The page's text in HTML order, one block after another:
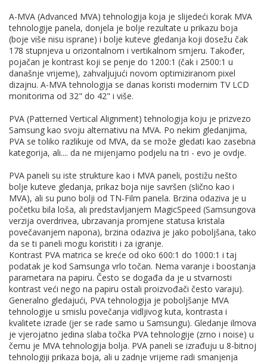
A-MVA (Advanced MVA) tehnologija koja je slijedeći korak MVA
tehnologije panela, donjela je bolje rezultate u prikazu boja
(boje više nisu isprane) i bolje kuteve gledanja koji dosežu čak
178 stupnjeva u orizontalnom i vertikalnom smjeru. Također,
pojačan je kontrast koji se penje do 1200:1 (čak i 2500:1 u
današnje vrijeme), zahvaljujući novom optimiziranom pixel
dizajnu. A-MVA tehnologija se danas koristi modernim TV LCD
monitorima od 32" do 42" i više.
PVA (Patterned Vertical Alignment) tehnologija koju je prizvezo
Samsung kao svoju alternativu na MVA. Po nekim gledanjima,
PVA se toliko razlikuje od MVA, da se može gledati kao zasebna
kategorija, ali.... da ne mijenjamo podjelu na tri - evo je ovdje.
PVA paneli su iste strukture kao i MVA paneli, postižu nešto
bolje kuteve gledanja, prikaz boja nije savršen (slično kao i
MVA), ali su puno bolji od TN-Film panela. Brzina odaziva je u
početku bila loša, ali predstavljanjem MagicSpeed (Samsungova
verzija overdrivea, ubrzavanja promjene statusa kristala
povečavanjem napona), brzina odaziva je jako poboljšana, tako
da se ti paneli mogu koristiti i za igranje.
Kontrast PVA matrica se kreće od oko 600:1 do 1000:1 i taj
podatak je kod Samsunga vrlo točan. Nema varanje i boostanja
parametara na papiru. Često se događa da je u stvarnosti
kontrast veći nego na papiru ostali proizvođači često varaju).
Generalno gledajući, PVA tehnologija je poboljšanje MVA
tehnologije u smislu povečanja vidljivog kuta, kontrasta i
kvalitete izrade (jer se rade samo u Samsungu). Gledanje ilmova
je vjerojatno jedina slaba točka PVA tehnologije (zrno i noise) u
čemu je MVA tehnologija bolja. PVA paneli se izrađuju u 8-bitnoj
tehnologiji prikaza boja, ali u zadnje vrijeme radi smanjenja